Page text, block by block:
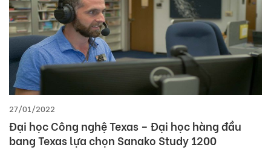
27/01/2022
Đại học Công nghệ Texas – Đại học hàng đầu
bang Texas lựa chọn Sanako Study 1200